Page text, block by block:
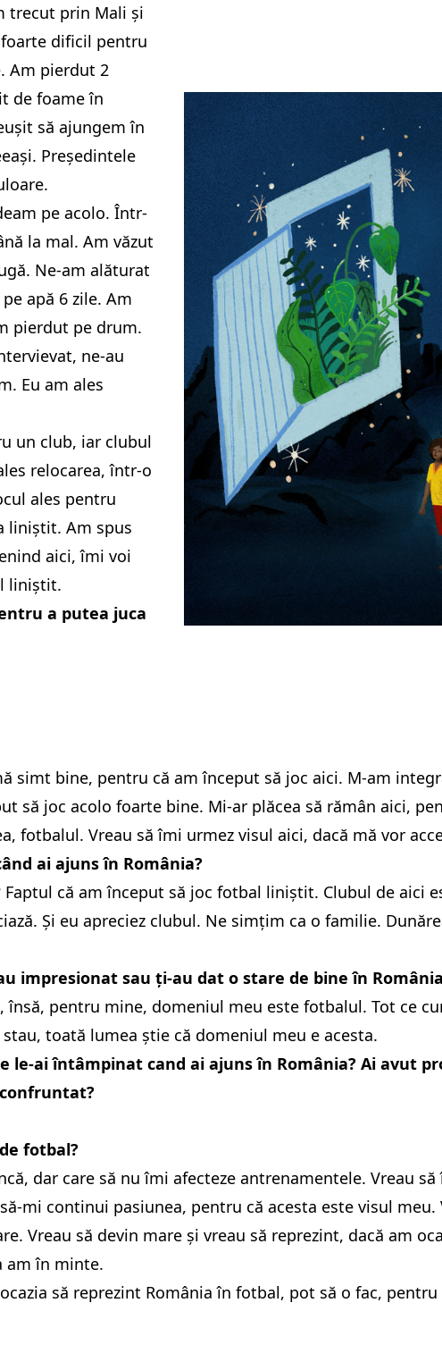
trecut prin Mali și
dificil pentru
Am pierdut 2
de foame în
să ajungem în
Președintele
pe acolo. Într-
la mal. Am văzut
Ne-am alăturat
apă 6 zile. Am
pierdut pe drum.
ne-au
Eu am ales
un club, iar clubul
relocarea, într-o
ales pentru
liniștit. Am spus
aici, îmi voi
liniștit.
a putea juca
simt bine, pentru că am început să joc aici. M-am
să joc acolo foarte bine. Mi-ar plăcea să rămân aici,
fotbalul. Vreau să îmi urmez visul aici, dacă mă vor
ai ajuns în România?
că am început să joc fotbal liniștit. Clubul de aici
Și eu apreciez clubul. Ne simțim ca o familie.
impresionat sau ți-au dat o stare de bine în
pentru mine, domeniul meu este fotbalul. Tot ce
toată lumea știe că domeniul meu e acesta.
le-ai întâmpinat cand ai ajuns în România? Ai avut
fotbal?
dar care să nu îmi afecteze antrenamentele. Vreau să
mi continui pasiunea, pentru că acesta este visul meu.
Vreau să devin mare și vreau să reprezint, dacă am
am în minte.
să reprezint România în fotbal, pot să o fac, pentru